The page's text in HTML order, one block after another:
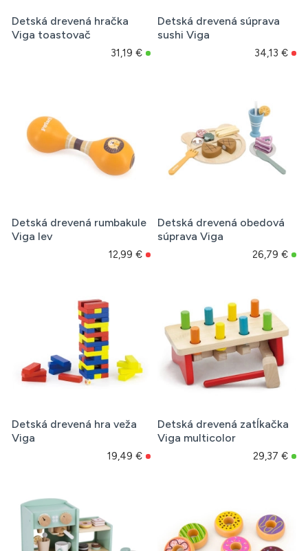
Detská drevená hračka
Viga toastovač
31,19 €
Detská drevená súprava
sushi Viga
34,13 €
Detská drevená rumbakule
Viga lev
12,99 €
Detská drevená obedová
súprava Viga
26,79 €
Detská drevená hra veža
Viga
19,49 €
Detská drevená zatĺkačka
Viga multicolor
29,37 €